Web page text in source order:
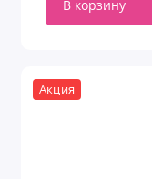
В корзину
Акция